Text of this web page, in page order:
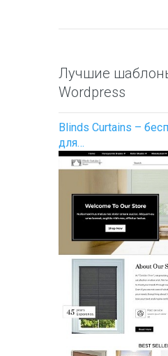
Лучшие
Wordpress
Blinds Curtains –
для…